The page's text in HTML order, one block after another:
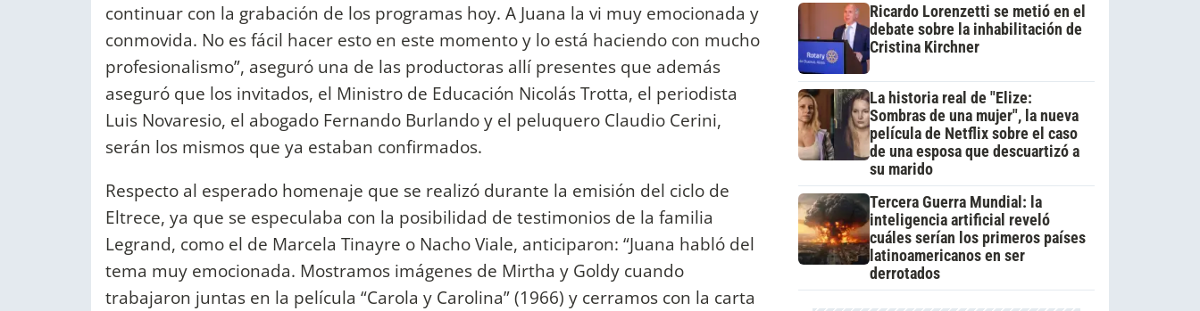
continuar con la grabación de los programas hoy. A Juana la vi muy emocionada y
conmovida. No es fácil hacer esto en este momento y lo está haciendo con mucho
profesionalismo”, aseguró una de las productoras allí presentes que además
aseguró que los invitados, el Ministro de Educación Nicolás Trotta, el periodista
Luis Novaresio, el abogado Fernando Burlando y el peluquero Claudio Cerini,
serán los mismos que ya estaban confirmados.
Respecto al esperado homenaje que se realizó durante la emisión del ciclo de
Eltrece, ya que se especulaba con la posibilidad de testimonios de la familia
Legrand, como el de Marcela Tinayre o Nacho Viale, anticiparon: “Juana habló del
tema muy emocionada. Mostramos imágenes de Mirtha y Goldy cuando
trabajaron juntas en la película “Carola y Carolina” (1966) y cerramos con la carta
Ricardo Lorenzetti se metió en el
debate sobre la inhabilitación de
Cristina Kirchner
La historia real de "Elize:
Sombras de una mujer", la nueva
película de Netflix sobre el caso
de una esposa que descuartizó a
su marido
Tercera Guerra Mundial: la
inteligencia artificial reveló
cuáles serían los primeros países
latinoamericanos en ser
derrotados